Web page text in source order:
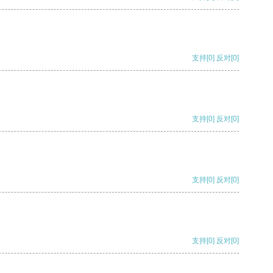
支持[0] 反对[0]
支持[0] 反对[0]
支持[0] 反对[0]
支持[0] 反对[0]